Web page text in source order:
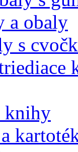
a obaly
s
knihy